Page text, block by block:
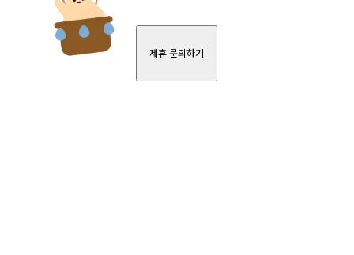
제휴 문의하기